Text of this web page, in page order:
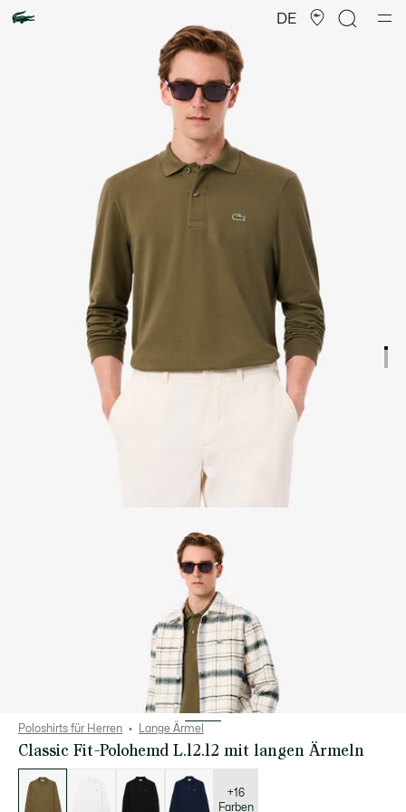
DE
Poloshirts für Herren Lange Ärmel
Classic Fit-Polohemd L.12.12 mit langen Ärmeln
der
Varianten
+16
Farben